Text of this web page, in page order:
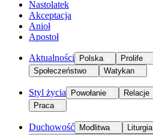
Nastolatek
Akceptacja
Anioł
Apostoł
Aktualności Polska Prolife
Społeczeństwo
Watykan
Styl życia Powołanie Relacje
Praca
Duchowość Modlitwa Liturgia